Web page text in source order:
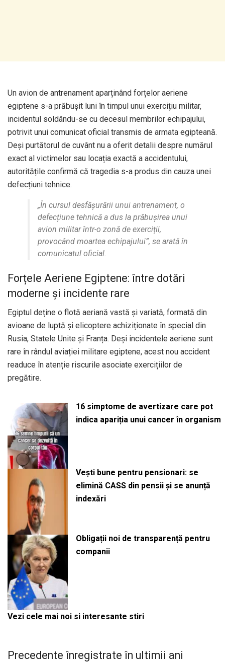
Un avion de antrenament aparținând forțelor aeriene
egiptene s-a prăbușit luni în timpul unui exercițiu militar,
incidentul soldându-se cu decesul membrilor echipajului,
potrivit unui comunicat oficial transmis de armata egipteană.
Deși purtătorul de cuvânt nu a oferit detalii despre numărul
exact al victimelor sau locația exactă a accidentului,
autoritățile confirmă că tragedia s-a produs din cauza unei
defecțiuni tehnice.
„În cursul desfășurării unui antrenament, o
defecțiune tehnică a dus la prăbușirea unui
avion militar într-o zonă de exerciții,
provocând moartea echipajului”, se arată în
comunicatul oficial.
Forțele Aeriene Egiptene: între dotări
moderne și incidente rare
Egiptul deține o flotă aeriană vastă și variată, formată din
avioane de luptă și elicoptere achiziționate în special din
Rusia, Statele Unite și Franța. Deși incidentele aeriene sunt
rare în rândul aviației militare egiptene, acest nou accident
readuce în atenție riscurile asociate exercițiilor de
pregătire.
16 simptome de avertizare care pot
indica apariția unui cancer în organism
Vești bune pentru pensionari: se
elimină CASS din pensii și se anunță
indexări
Obligații noi de transparență pentru
companii
Vezi cele mai noi si interesante stiri
Precedente înregistrate în ultimii ani